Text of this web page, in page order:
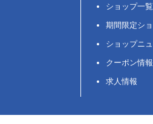
ショップ一
期間限定シ
ショップニ
クーポン情報
求人情報